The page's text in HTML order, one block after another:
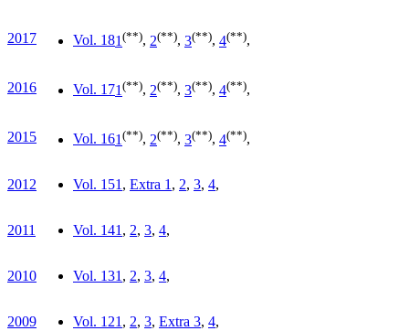
2017 Vol. 181 (**), 2(**), 3(**), 4(**),
2016 Vol. 171 (**), 2(**), 3(**), 4(**),
2015 Vol. 161 (**), 2(**), 3(**), 4(**),
2012 Vol. 151, Extra 1, 2, 3, 4,
2011 Vol. 141, 2, 3, 4,
2010 Vol. 131, 2, 3, 4,
2009 Vol. 121, 2, 3, Extra 3, 4,